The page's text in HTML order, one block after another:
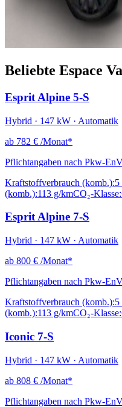
Beliebte Espace
Esprit Alpine 5-S
Hybrid · 147 kW · Automatik
ab 782 € /Monat*
Pflichtangaben nach Pkw-
Kraftstoffverbrauch (komb.):5
(komb.):113 g/kmCO₂-Klasse:
Esprit Alpine 7-S
Hybrid · 147 kW · Automatik
ab 800 € /Monat*
Pflichtangaben nach Pkw-
Kraftstoffverbrauch (komb.):5
(komb.):113 g/kmCO₂-Klasse:
Iconic 7-S
Hybrid · 147 kW · Automatik
ab 808 € /Monat*
Pflichtangaben nach Pkw-